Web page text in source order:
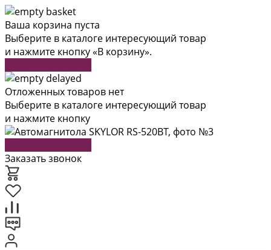
Ваша корзина пуста
Выберите в каталоге интересующий товар
и нажмите кнопку «В корзину».
Отложенных товаров нет
Выберите в каталоге интересующий товар
и нажмите кнопку
Заказать звонок